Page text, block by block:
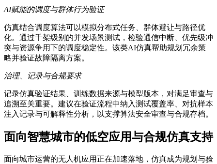
AI赋能的调度与群体行为验证
仿真结合调度算法可以模拟分布式任务、群体避让与路径优
化。通过千架级别的并发场景测试，检验通信中断、优先级冲
突与资源争用下的调度稳定性。该类AI仿真帮助规划冗余策
略并验证故障隔离方案。
治理、记录与合规要求
记录仿真验证结果、训练数据来源与模型版本，对满足审查与
追溯至关重要。建议在验证流程中纳入测试覆盖率、对抗样本
注入记录与可解释性分析，以支撑算法安全审查与合规存档。
面向智慧城市的低空应用与合规仿真支持
面向城市运营的无人机应用正在加速落地，仿真成为规划与验